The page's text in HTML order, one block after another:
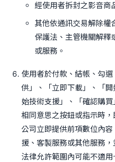
經使用者拆封之影音商
其他依通訊交易解除權
保護法、主管機關解釋
或服務。
使用者於付款、結帳、勾
供」、「立即下載」、「
始技術支援」、「確認購
相同意思之按鈕或指示時
公司立即提供前項數位內
援、客製服務或其他服務
法律允許範圍內可能不適用